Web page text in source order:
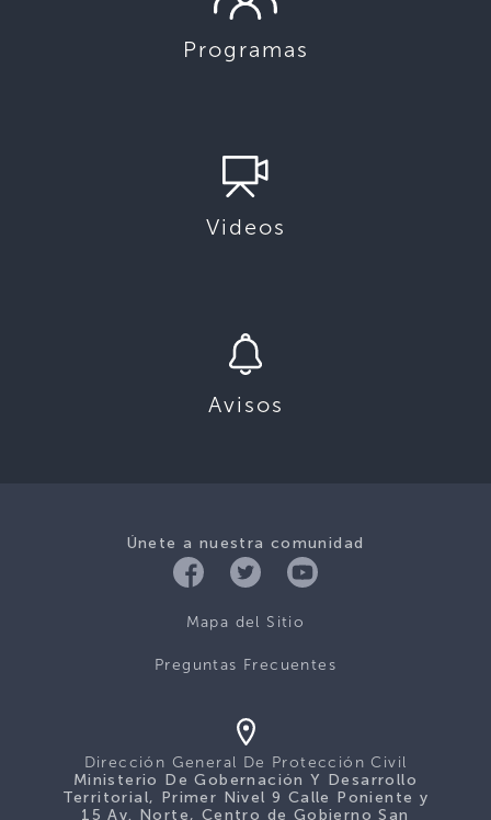
Programas
Videos
Avisos
Únete a nuestra comunidad
Mapa del Sitio
Preguntas Frecuentes
Dirección General De Protección Civil
Ministerio De Gobernación Y Desarrollo
Territorial, Primer Nivel 9 Calle Poniente y
15 Av. Norte, Centro de Gobierno San